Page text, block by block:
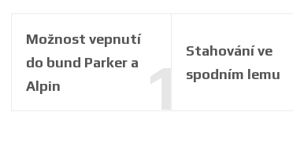
Možnost vepnutí
do bund Parker a
Alpin
Stahování ve
spodním lemu